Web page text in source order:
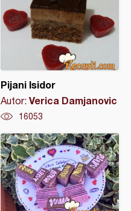
Pijani Isidor
Autor: Verica Damjanovic
16053